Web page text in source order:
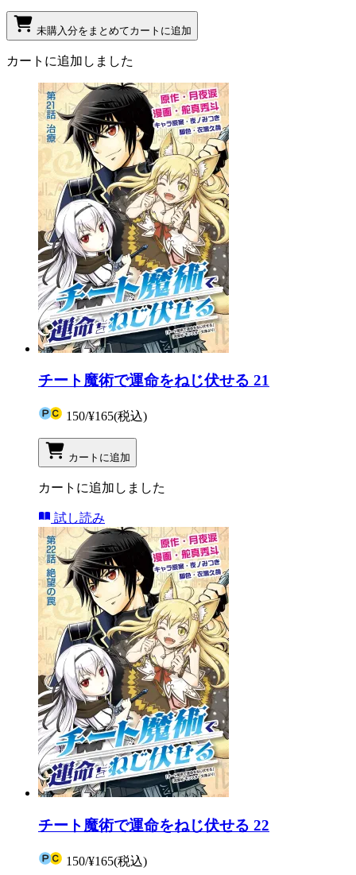
未購入分をまとめてカートに追加
カートに追加しました
チート魔術で運命をねじ伏せる 21
150/¥165(税込)
カートに追加
カートに追加しました
試し読み
チート魔術で運命をねじ伏せる 22
150/¥165(税込)